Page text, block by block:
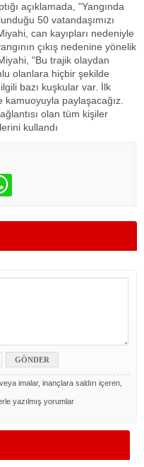
açıklamada, "Yangında
50 vatandaşımızı
can kayıpları nedeniyle
çıkış nedenine yönelik
"Bu trajik olaydan
olanlara hiçbir şekilde
bazı kuşkular var. İlk
paylaşacağız.
olan tüm kişiler
kullandı
imalar, inançlara saldırı içeren,
yazılmış yorumlar